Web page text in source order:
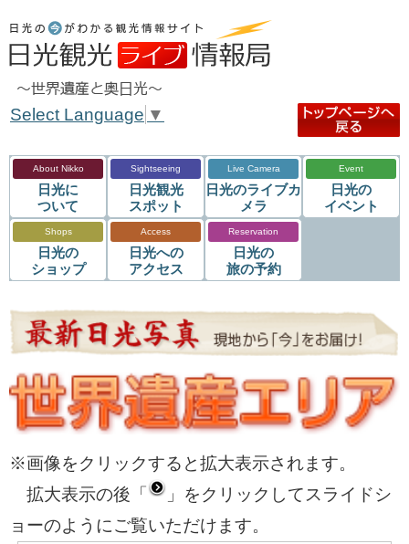
Select Language ▼
About Nikko
日光に
ついて
Sightseeing
日光観光
スポット
Live Camera
日光のライブカ
メラ
Event
日光の
イベント
Shops
日光の
ショップ
Access
日光への
アクセス
Reservation
日光の
旅の予約
※画像をクリックすると拡大表示されます。
拡大表示の後「
」をクリックしてスライドシ
ョーのようにご覧いただけます。